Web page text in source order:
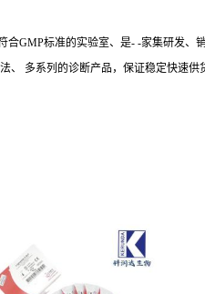
合GMP标准的实验室、是- -家集研发、销
多系列的诊断产品，保证稳定快速供